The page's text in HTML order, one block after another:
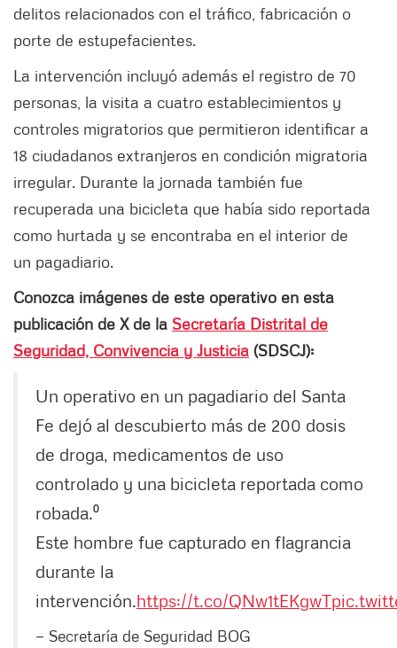
delitos relacionados con el tráfico, fabricación o
porte de estupefacientes.
La intervención incluyó además el registro de 70
personas, la visita a cuatro establecimientos y
controles migratorios que permitieron identificar a
18 ciudadanos extranjeros en condición migratoria
irregular. Durante la jornada también fue
recuperada una bicicleta que había sido reportada
como hurtada y se encontraba en el interior de
un pagadiario.
Conozca imágenes de este operativo en esta
publicación de X de la Secretaría Distrital de
Seguridad, Convivencia y Justicia (SDSCJ):
Un operativo en un pagadiario del Santa
Fe dejó al descubierto más de 200 dosis
de droga, medicamentos de uso
controlado y una bicicleta reportada como
robada.⁰
Este hombre fue capturado en flagrancia
durante la
intervención.https://t.co/QNw1tEKgwT
— Secretaría de Seguridad BOG